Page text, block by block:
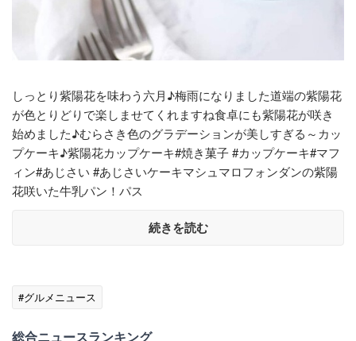
しっとり紫陽花を味わう六月♪梅雨になりました道端の紫陽花
が色とりどりで楽しませてくれますね食卓にも紫陽花が咲き
始めました♪むらさき色のグラデーションが美しすぎる～カッ
プケーキ♪紫陽花カップケーキ#焼き菓子 #カップケーキ#マフ
ィン#あじさい #あじさいケーキマシュマロフォンダンの紫陽
花咲いた牛乳パン！パス
続きを読む
#グルメニュース
総合ニュースランキング